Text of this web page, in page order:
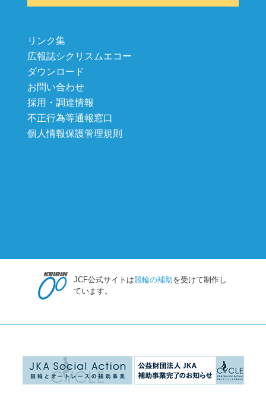
リンク集
広報誌シクリスムエコー
ダウンロード
お問い合わせ
採用・調達情報
不正行為等通報窓口
個人情報保護管理規則
JCF公式サイトは競輪の補助を受けて制作し
ています。